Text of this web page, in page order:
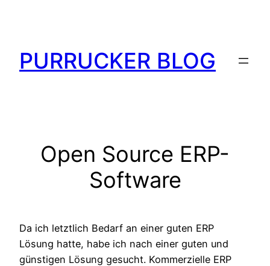
PURRUCKER BLOG
Open Source ERP-
Software
Da ich letztlich Bedarf an einer guten ERP
Lösung hatte, habe ich nach einer guten und
günstigen Lösung gesucht. Kommerzielle ERP